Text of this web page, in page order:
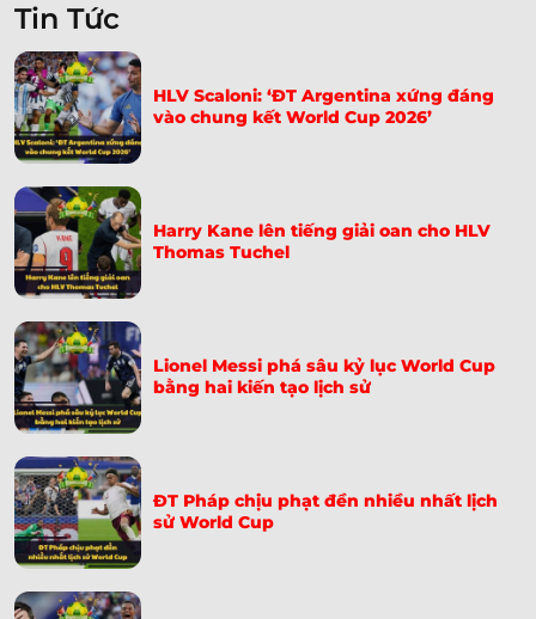
➤ ĐT Pháp đại thắng Na Uy nhờ hat-trick của Dembele
➤ Fan Trăm Tuổi Xuất Hiện Vì Messi | Cụ Bà Pauline
Kana
➤ Iran Tố Chịu Nhiều Bất Công, Gửi Đơn Lên FIFA Khẩn
➤ Paraguay Tiễn Thổ Nhĩ Kỳ Về Nước – Bàn Thắng Giây
65
Soi Kèo Na Uy Vs Senegal 07h00 Ngày 23/06: Nhận
Định World Cup 2026
➤ Soi Kèo Pháp Vs Iraq 04h00 Ngày 23/06: Dự Đoán Tỷ
Số
➤ Soi Kèo Argentina Vs Áo 00h00 Ngày 23/06: Dự Đoán
Tỷ Số
➤ Khoảnh Khắc Cầu Thủ Canada Gãy Chân Trên Sân –
Ismaël Koné
➤ Soi Kèo Tây Ban Nha Vs Saudi Arabia 23h00 Ngày
Tin Tức
HLV Scaloni: ‘ĐT Argentina xứng đáng
vào chung kết World Cup 2026’
Harry Kane lên tiếng giải oan cho HLV
Thomas Tuchel
Lionel Messi phá sâu kỷ lục World Cup
bằng hai kiến tạo lịch sử
ĐT Pháp chịu phạt đền nhiều nhất lịch
sử World Cup